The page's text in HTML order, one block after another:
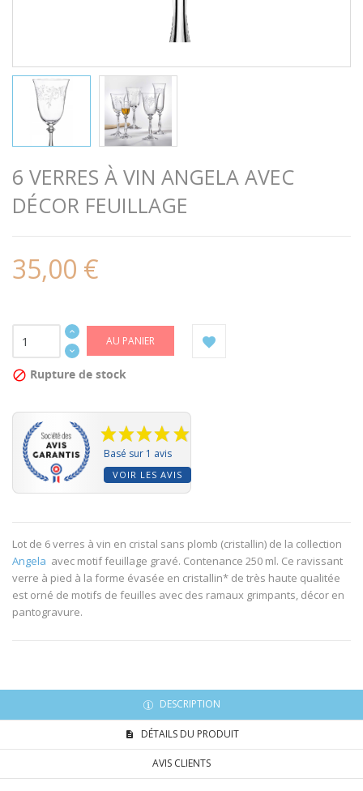
6 VERRES À VIN ANGELA AVEC
DÉCOR FEUILLAGE
35,00 €
AU PANIER
 Rupture de stock
Basé sur 1 avis
VOIR LES AVIS
Lot de 6 verres à vin en cristal sans plomb (cristallin) de la collection
Angela avec motif feuillage gravé. Contenance 250 ml. Ce ravissant
verre à pied à la forme évasée en cristallin* de très haute qualitée
est orné de motifs de feuilles avec des ramaux grimpants, décor en
pantogravure.
DESCRIPTION
DÉTAILS DU PRODUIT
AVIS CLIENTS